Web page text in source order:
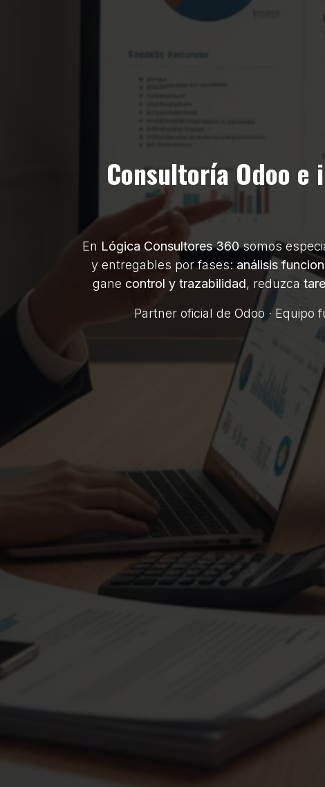
Consultoría Odoo e
En Lógica Consultores 360somos
y entregables por fases:análisis
gane control y trazabilidad, reduzca
Partner oficial de Odoo ·